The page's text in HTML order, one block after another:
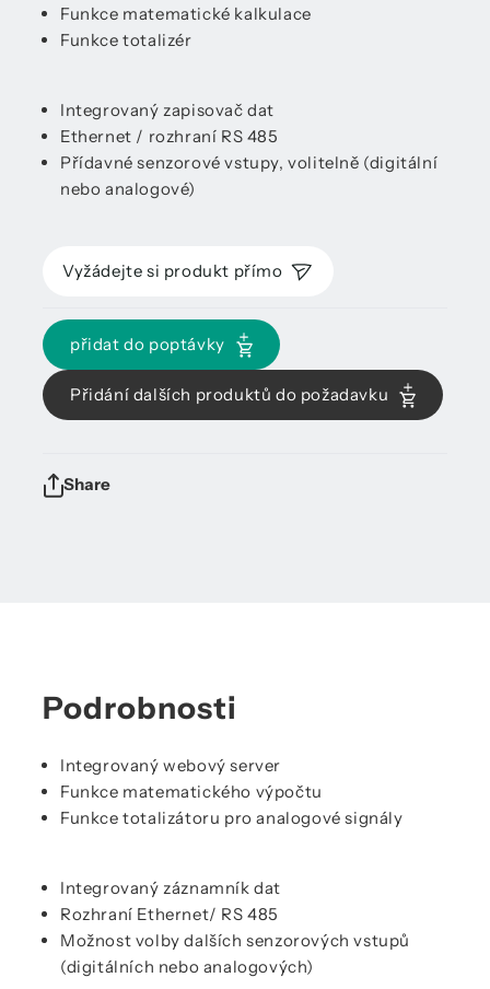
Funkce matematické kalkulace
Funkce totalizér
Integrovaný zapisovač dat
Ethernet / rozhraní RS 485
Přídavné senzorové vstupy, volitelně (digitální
nebo analogové)
Vyžádejte si produkt přímo
přidat do poptávky
Přidání dalších produktů do požadavku
Share
Podrobnosti
Integrovaný webový server
Funkce matematického výpočtu
Funkce totalizátoru pro analogové signály
Integrovaný záznamník dat
Rozhraní Ethernet/ RS 485
Možnost volby dalších senzorových vstupů
(digitálních nebo analogových)